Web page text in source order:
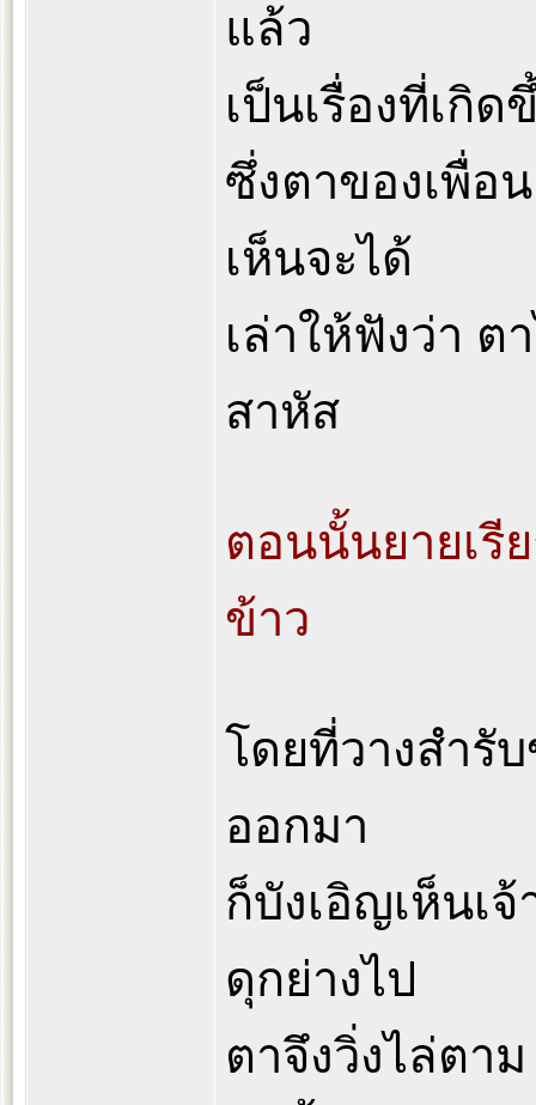
แล้ว
เป็นเรื่องที่เกิ
ซึ่งตาของเพื่อ
เห็นจะได้
เล่าให้ฟังว่า ต
สาหัส
ตอนนั้นยายเรี
ข้าว
โดยที่วางสำรั
ออกมา
ก็บังเอิญเห็นเ
ดุกย่างไป
ตาจึงวิ่งไล่ตา